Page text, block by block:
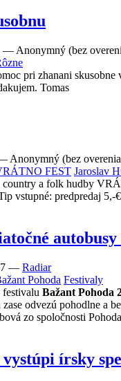
— Anonymný (bez
pri zhanani
Tomas
Anonymný (bez
FEST Jaroslav
country a folk hudby
vstupné: predpredaj
— Radiar
Pohoda Festivaly
Bažant Pohoda
odvezú pohodlne a
zo spoločnosti
írsky